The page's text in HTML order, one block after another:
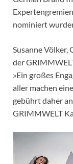
nominiert
Susanne
der
»Ein großes
aller machen
gebührt daher
GRIMMWELT